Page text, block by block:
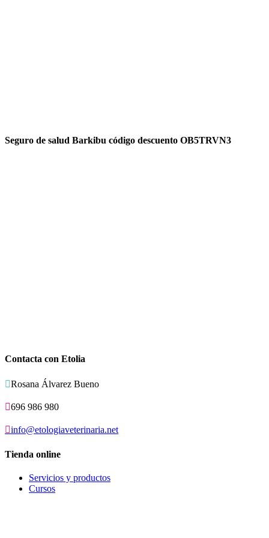
Seguro de salud Barkibu código descuento OB5TRVN3
Contacta con Etolia
Rosana Álvarez Bueno
696 986 980
info@etologiaveterinaria.net
Tienda online
Servicios y productos
Cursos